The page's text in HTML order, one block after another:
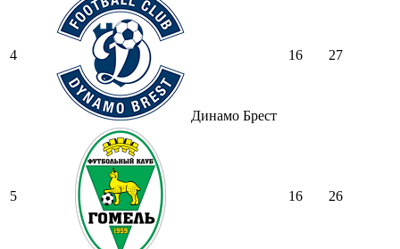
4
Динамо Брест
16 27
5 16 26